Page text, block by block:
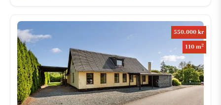
550.000 kr
110 m2